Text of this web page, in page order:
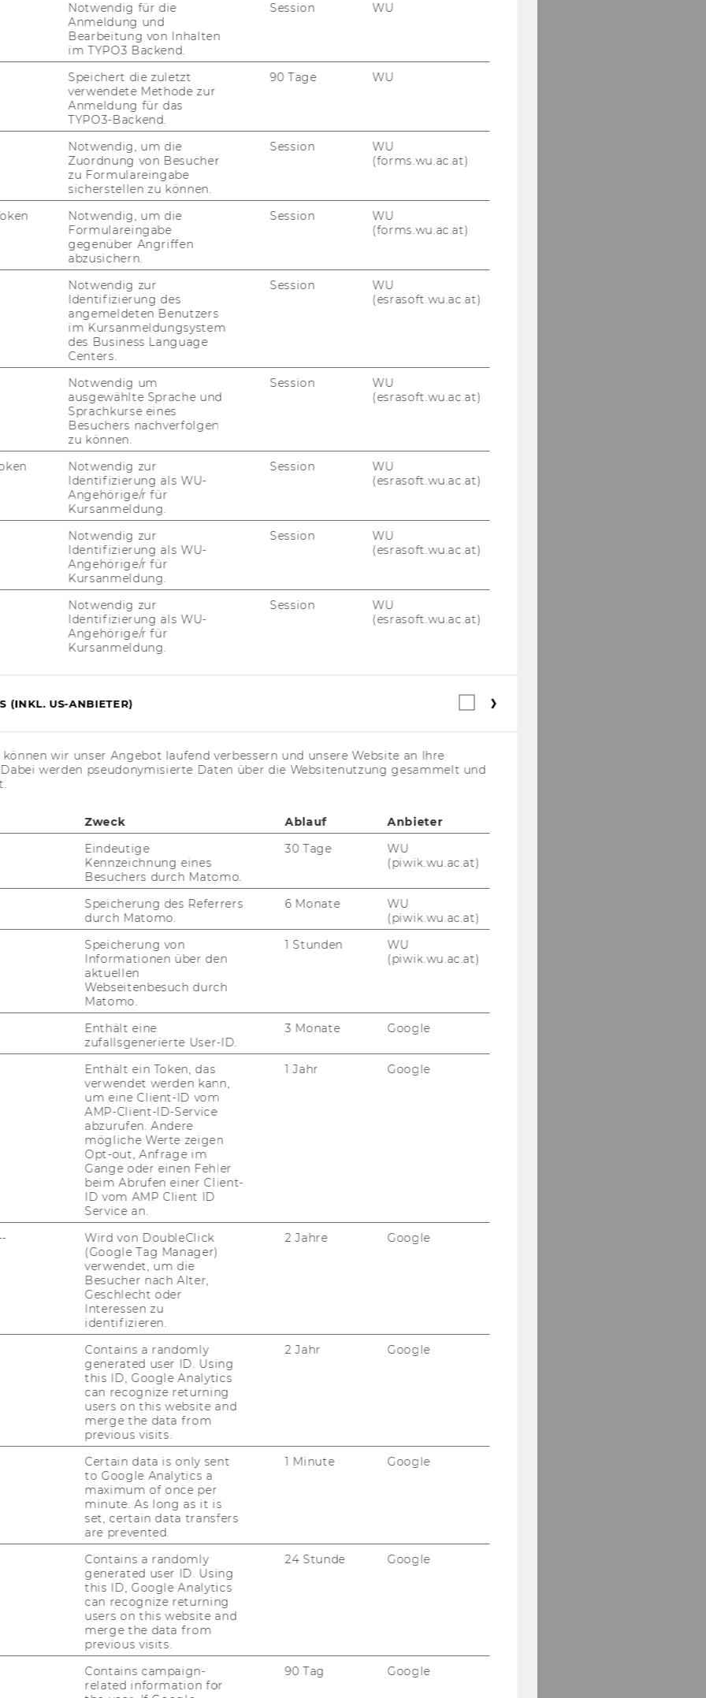
- wie bei­spiels­
Note­
Po­di­um)
oder zu hoch –
Standard-​Farben
Wie kann ich eine
ohne stän­dig kli­
PPT-​
neue leere Folie ein­
zeich­
zwi­schen den
Do­cu­ment View­er
Wann ver­wen­de
di­gi­ta­len
White­board im
Wie kann ich eine
ohne stän­dig kli­
Stif­te ver­ges­sen.
Board schrei­
in einem PDF
nicht bzw. kann
be­die­nen. Was
& Tricks zur Be­die­
SMART Boards?
Notwendig für die
Anmeldung und
Bearbeitung von Inhalten
im TYPO3 Backend.
Session WU
Speichert die zuletzt
verwendete Methode zur
Anmeldung für das
TYPO3-Backend.
90 Tage WU
Notwendig, um die
Zuordnung von Besucher
zu Formulareingabe
sicherstellen zu können.
Session
WU
(forms.wu.ac.at)
Notwendig, um die
Formulareingabe
gegenüber Angriffen
abzusichern.
Session
WU
(forms.wu.ac.at)
Notwendig zur
Identifizierung des
angemeldeten Benutzers
im Kursanmeldungsystem
des Business Language
Centers.
Session
WU
(esrasoft.wu.ac.at)
Notwendig um
ausgewählte Sprache und
Sprachkurse eines
Besuchers nachverfolgen
zu können.
Session
WU
(esrasoft.wu.ac.at)
Notwendig zur
Identifizierung als WU-
Angehörige/r für
Kursanmeldung.
Session
WU
(esrasoft.wu.ac.at)
Notwendig zur
Identifizierung als WU-
Angehörige/r für
Kursanmeldung.
Session
WU
(esrasoft.wu.ac.at)
Notwendig zur
Identifizierung als WU-
Angehörige/r für
Kursanmeldung.
Session
WU
(esrasoft.wu.ac.at)
(INKL. US-ANBIETER)
Webstatistik
wir unser Angebot laufend verbessern und unsere Website an Ihre
werden pseudonymisierte Daten über die Websitenutzung gesammelt und
Zweck Ablauf
Anbieter
Eindeutige
Kennzeichnung eines
Besuchers durch Matomo.
30 Tage
WU
(piwik.wu.ac.at)
Speicherung des Referrers
durch Matomo.
6 Monate
WU
(piwik.wu.ac.at)
Speicherung von
Informationen über den
aktuellen
Webseitenbesuch durch
Matomo.
1 Stunden
WU
(piwik.wu.ac.at)
Enthält eine
zufallsgenerierte User-ID.
3 Monate Google
Enthält ein Token, das
verwendet werden kann,
um eine Client-ID vom
AMP-Client-ID-Service
abzurufen. Andere
mögliche Werte zeigen
Opt-out, Anfrage im
Gange oder einen Fehler
beim Abrufen einer Client-
ID vom AMP Client ID
Service an.
1 Jahr Google
Wird von DoubleClick
(Google Tag Manager)
verwendet, um die
Besucher nach Alter,
Geschlecht oder
Interessen zu
identifizieren.
2 Jahre Google
Contains a randomly
generated user ID. Using
this ID, Google Analytics
can recognize returning
users on this website and
merge the data from
previous visits.
2 Jahr Google
Certain data is only sent
to Google Analytics a
maximum of once per
minute. As long as it is
set, certain data transfers
are prevented.
1 Minute Google
Contains a randomly
generated user ID. Using
this ID, Google Analytics
can recognize returning
users on this website and
merge the data from
previous visits.
24 Stunde Google
Contains campaign-
related information for
90 Tag Google